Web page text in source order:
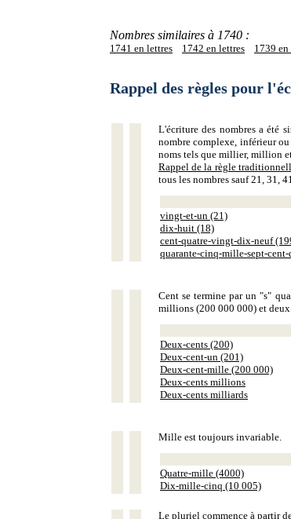
Nombres similaires à 1740 :
1741 en lettres 1742 en lettres 1739
Rappel des règles pour
L'écriture des nombres a été
nombre complexe, inférieur
noms tels que millier, million
Rappel de la règle
tous les nombres sauf 21, 31,
vingt-et-un (21)
dix-huit (18)
cent-quatre-vingt-dix-neuf
quarante-cinq-mille-sept-
Cent se termine par un "s"
millions (200 000 000) et
Deux-cents (200)
Deux-cent-un (201)
Deux-cent-mille (200 000)
Deux-cents millions
Deux-cents milliards
Mille est toujours invariable.
Quatre-mille (4000)
Dix-mille-cinq (10 005)
Le pluriel commence à partir